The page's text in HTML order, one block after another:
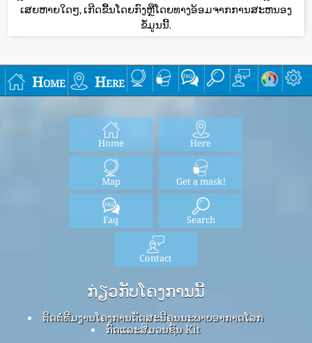
ເສຍຫາຍໃດໆ, ເກີດຂື້ນໂດຍກົງຫຼືໂດຍທາງອ້ອມຈາກການສະຫນອງ
ຂໍ້ມູນນີ້.
Home Here
Home Here
Map Get a mask!
Faq Search
Contact
ກ່ຽວກັບໂຄງການນີ້
ຕິດຕໍ່ທີມງານໂຄງການດັດສະນີຄຸນນະພາບອາກາດໂລກ
ກົດ​ແລະ​ສື່​ມວນ​ຊົນ Kit